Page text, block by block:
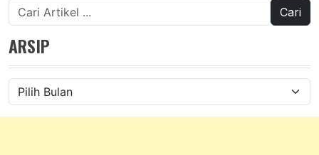
Cari
untuk:
ARSIP
Arsip